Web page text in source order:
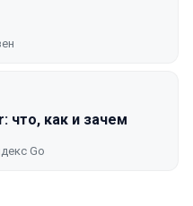
что, как и зачем
Go